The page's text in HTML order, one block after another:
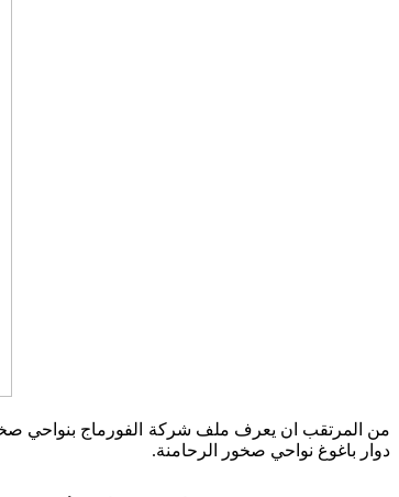
من المرتقب ان يعرف ملف شركة الفورماج بنواحي
دوار باغوغ نواحي صخور الرحامنة.